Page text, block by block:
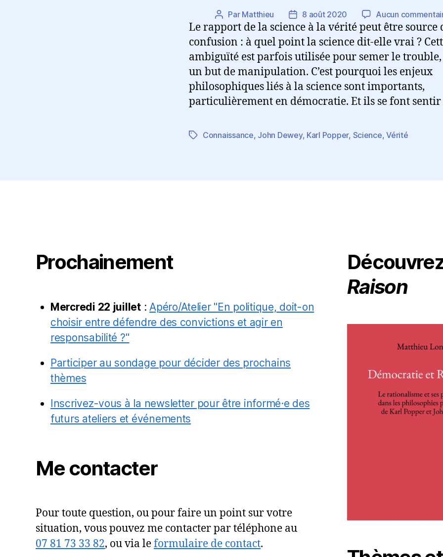
Auteur
de
l’article
Par Matthieu
Date
de
l’article
8 août 2020 Aucun
Le rapport de la science à la vérité peut être source
confusion : à quel point la science dit-elle vrai ?
ambiguïté est parfois utilisée pour semer le
un but de manipulation. C’est pourquoi les enjeux
philosophiques liés à la science sont importants,
particulièrement en démocratie. Et ils se font
Étiquettes
Connaissance, John Dewey, Karl Popper, Science,Vérité
Prochainement
Mercredi 22 juillet:Apéro/Atelier "En politique, doit-on
choisir entre défendre des convictions et agir en
responsabilité ?"
Participer au sondage pour décider des prochains
thèmes
Inscrivez-vous à la newsletter pour être informé·e des
futurs ateliers et événements
Me contacter
Pour toute question, ou pour faire un point sur votre
situation, vous pouvez me contacter par téléphone au
07 81 73 33 82, ou via leformulaire de contact.
Raison